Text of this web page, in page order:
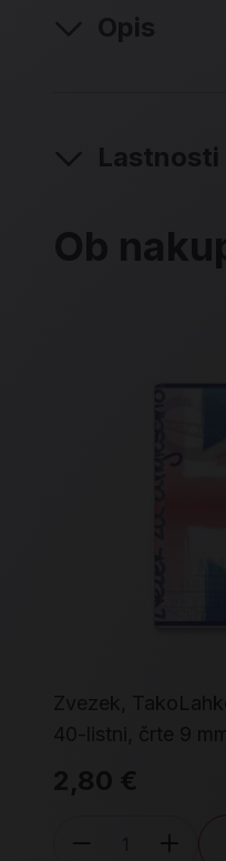
Opis
Lastnosti
Ob
Zvezek,
40-listni, črte 9
2,80 €